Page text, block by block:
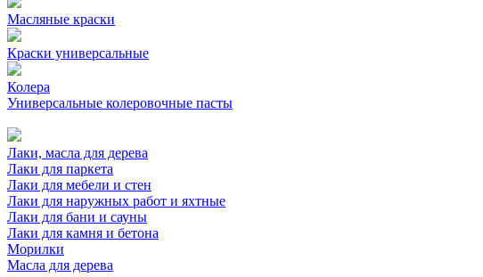
Масляные краски
Краски универсальные
Колера
Универсальные колеровочные пасты
Лаки, масла для дерева
Лаки для паркета
Лаки для мебели и стен
Лаки для наружных работ и яхтные
Лаки для бани и сауны
Лаки для камня и бетона
Морилки
Масла для дерева